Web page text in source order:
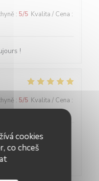
cookies
co chceš
: 5/5 Kvalita / Cena :
!
: 5/5 Kvalita / Cena :
eerlijke prijs. Water
tafeltjes zijn wat
ruimte.